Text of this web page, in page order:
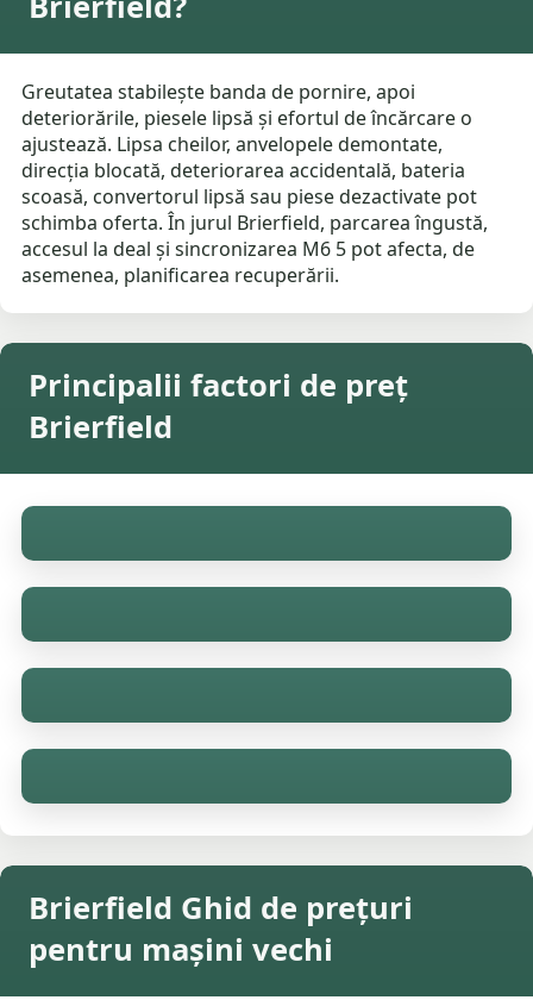
Greutatea stabilește banda de pornire, apoi
deteriorările, piesele lipsă și efortul de încărcare o
ajustează. Lipsa cheilor, anvelopele demontate,
direcția blocată, deteriorarea accidentală, bateria
scoasă, convertorul lipsă sau piese dezactivate pot
schimba oferta. În jurul Brierfield, parcarea îngustă,
accesul la deal și sincronizarea M6 5 pot afecta, de
asemenea, planificarea recuperării.
Principalii factori de preț
Brierfield
Brierfield Ghid de prețuri
pentru mașini vechi